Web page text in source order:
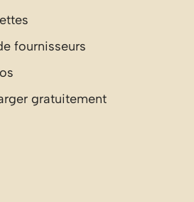
fournisseurs
gratuitement